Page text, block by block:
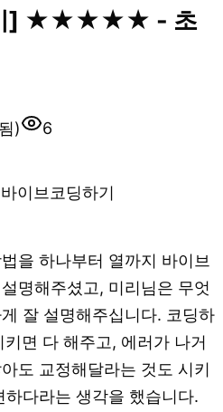
기] ★★★★★ - 초
)
6
이브코딩하기
을 하나부터 열까지 바이브
명해주셨고, 미리님은 무엇
잘 설명해주십니다. 코딩하
면 다 해주고, 에러가 나거
도 교정해달라는 것도 시키
다라는 생각을 했습니다.